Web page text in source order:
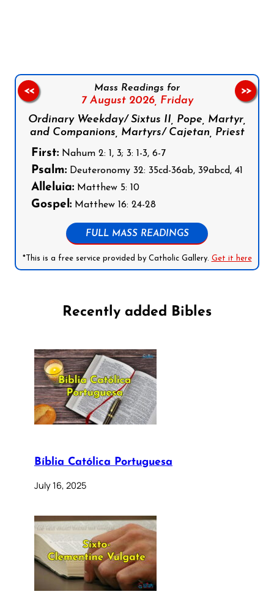
Mass Readings for
7 August 2026, Friday
Ordinary Weekday/ Sixtus II, Pope, Martyr,
and Companions, Martyrs/ Cajetan, Priest
First: Nahum 2: 1, 3; 3: 1-3, 6-7
Psalm: Deuteronomy 32: 35cd-36ab, 39abcd, 41
Alleluia: Matthew 5: 10
Gospel: Matthew 16: 24-28
FULL MASS READINGS
*This is a free service provided by Catholic Gallery. Get it here
<< >>
Recently added Bibles
Bíblia Católica Portuguesa
July 16, 2025